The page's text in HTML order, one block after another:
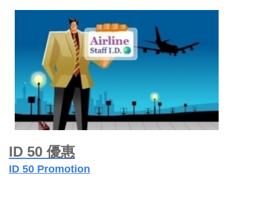
ID 50 優惠
ID 50 Promotion